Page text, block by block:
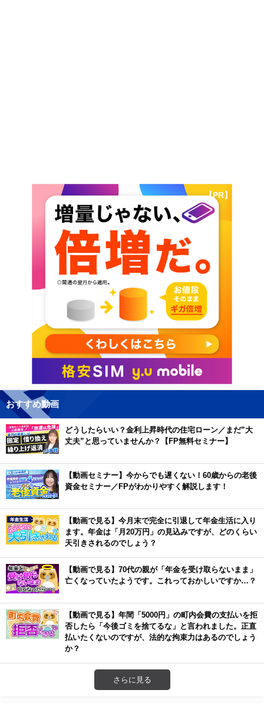
【PR】
おすすめ動画
どうしたらいい？金利上昇時代の住宅ローン／まだ”大
丈夫”と思っていませんか？【FP無料セミナー】
【動画セミナー】今からでも遅くない！60歳からの老後
資金セミナー／FPがわかりやすく解説します！
【動画で見る】今月末で完全に引退して年金生活に入り
ます。年金は「月20万円」の見込みですが、どのくらい
天引きされるのでしょう？
【動画で見る】70代の親が「年金を受け取らないまま」
亡くなっていたようです。これっておかしいですか…？
【動画で見る】年間「5000円」の町内会費の支払いを拒
否したら「今後ゴミを捨てるな」と言われました。正直
払いたくないのですが、法的な拘束力はあるのでしょう
か？
さらに見る